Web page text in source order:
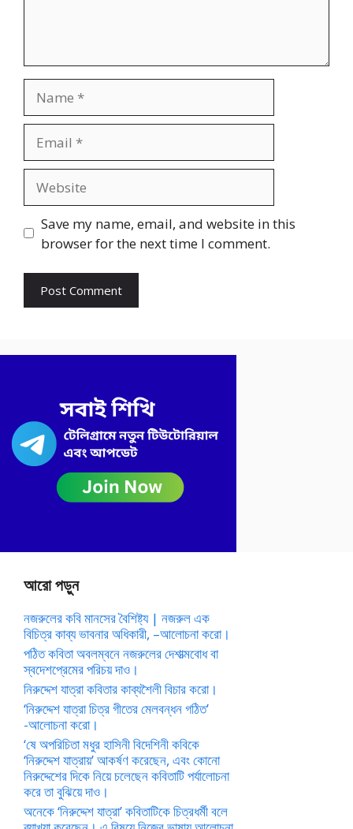
Save my name, email, and website in this
browser for the next time I comment.
আরো পড়ুন
নজরুলের কবি মানসের বৈশিষ্ট্য | নজরুল এক
বিচিত্র কাব্য ভাবনার অধিকারী, –আলোচনা করো।
পঠিত কবিতা অবলম্বনে নজরুলের দেশাত্মবোধ বা
স্বদেশপ্রেমের পরিচয় দাও।
নিরুদ্দেশ যাত্রা কবিতার কাব্যশৈলী বিচার করো।
‘নিরুদ্দেশ যাত্রা চিত্র গীতের মেলবন্ধন গঠিত’
-আলোচনা করো।
‘ষে অপরিচিতা মধুর হাসিনী বিদেশিনী কবিকে
‘নিরুদ্দেশ যাত্রায়’ আকর্ষণ করেছেন, এবং কোনো
নিরুদ্দেশের দিকে নিয়ে চলেছেন কবিতাটি পর্যালোচনা
করে তা বুঝিয়ে দাও।
অনেকে ‘নিরুদ্দেশ যাত্রা’ কবিতাটিকে চিত্রধর্মী বলে